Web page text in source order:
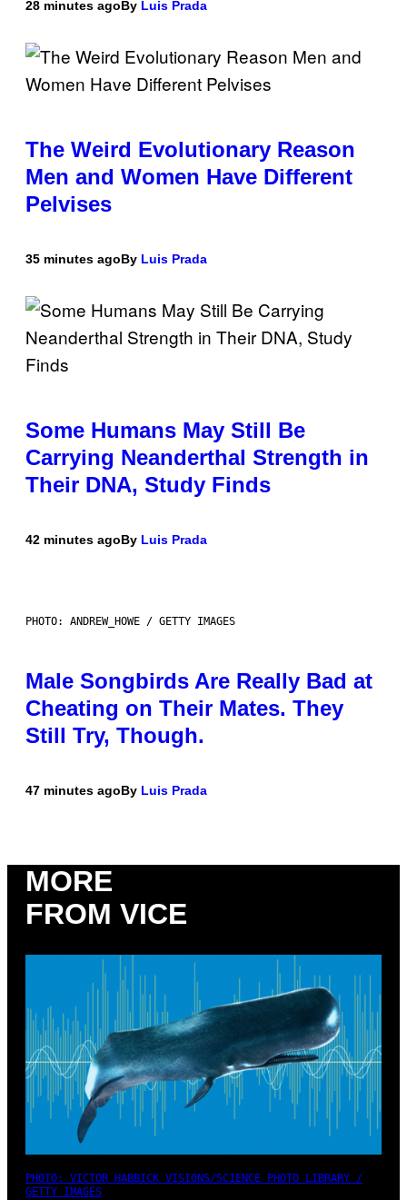
28 minutes agoBy Luis Prada
The Weird Evolutionary Reason
Men and Women Have Different
Pelvises
35 minutes agoBy Luis Prada
Some Humans May Still Be
Carrying Neanderthal Strength in
Their DNA, Study Finds
42 minutes agoBy Luis Prada
PHOTO: ANDREW_HOWE / GETTY IMAGES
Male Songbirds Are Really Bad at
Cheating on Their Mates. They
Still Try, Though.
47 minutes agoBy Luis Prada
MORE
FROM VICE
PHOTO: VICTOR HABBICK VISIONS/SCIENCE PHOTO LIBRARY /
GETTY IMAGES